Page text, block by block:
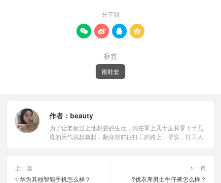
分享到
   
标签
雨鞋套
作者： beauty
为了让老板过上他想要的生活，我在零上几十度和零下十几
度的天气说起就起，翻身就前往打工的路上，早安，打工人
上一篇
✨华为其他智能手机怎么样？
下一篇
?优衣库男士牛仔裤怎么样？